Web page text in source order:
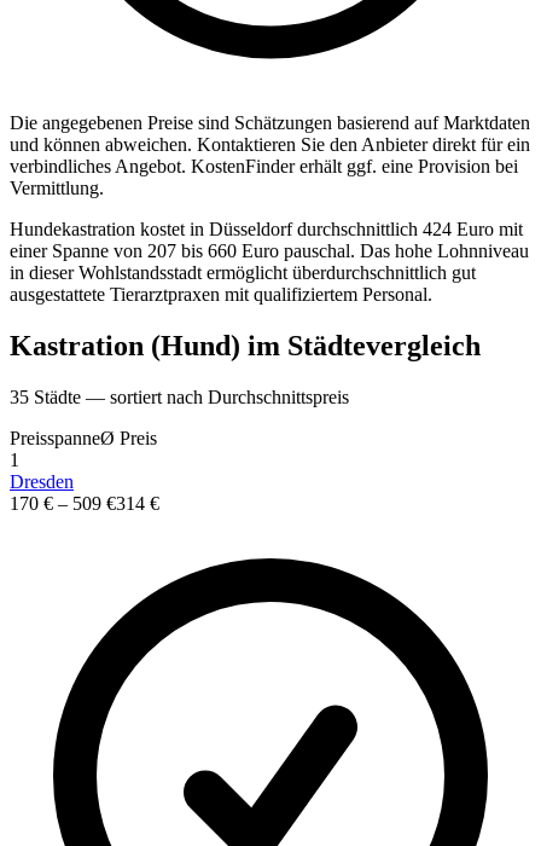
Die angegebenen Preise sind Schätzungen basierend auf Marktdaten
und können abweichen. Kontaktieren Sie den Anbieter direkt für ein
verbindliches Angebot. KostenFinder erhält ggf. eine Provision bei
Vermittlung.
Hundekastration kostet in Düsseldorf durchschnittlich 424 Euro mit
einer Spanne von 207 bis 660 Euro pauschal. Das hohe Lohnniveau
in dieser Wohlstandsstadt ermöglicht überdurchschnittlich gut
ausgestattete Tierarztpraxen mit qualifiziertem Personal.
Kastration (Hund) im Städtevergleich
35 Städte — sortiert nach Durchschnittspreis
PreisspanneØ Preis
1
Dresden
170 € – 509 €314 €